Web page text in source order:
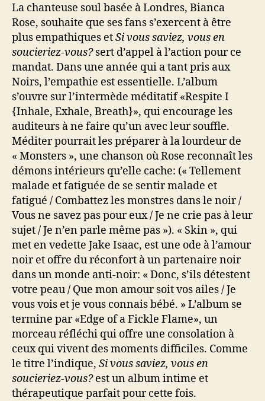
La chanteuse soul basée à Londres, Bianca
Rose, souhaite que ses fans s’exercent à être
plus empathiques etSi vous saviez, vous en
soucieriez-vous?sert d’appel à l’action pour ce
mandat. Dans une année qui a tant pris aux
Noirs, l’empathie est essentielle. L’album
s’ouvre sur l’intermède méditatif «Respite I
{Inhale, Exhale, Breath}», qui encourage les
auditeurs à ne faire qu’un avec leur souffle.
Méditer pourrait les préparer à la lourdeur de
« Monsters », une chanson où Rose reconnaît les
démons intérieurs qu’elle cache: (« Tellement
malade et fatiguée de se sentir malade et
fatigué / Combattez les monstres dans le noir /
Vous ne savez pas pour eux / Je ne crie pas à leur
sujet / Je n’en parle même pas »). « Skin », qui
met en vedette Jake Isaac, est une ode à l’amour
noir et offre du réconfort à un partenaire noir
dans un monde anti-noir: « Donc, s’ils détestent
votre peau / Que mon amour soit vos ailes / Je
vous vois et je vous connais bébé. » L’album se
termine par «Edge of a Fickle Flame», un
morceau réfléchi qui offre une consolation à
ceux qui vivent des moments difficiles. Comme
le titre l’indique, Si vous saviez, vous en
soucieriez-vous?est un album intime et
thérapeutique parfait pour cette fois.